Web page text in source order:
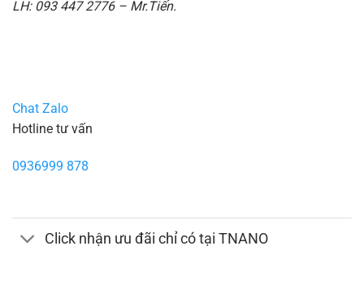
LH: 093 447 2776 – Mr.Tiến.
Chat Zalo
Hotline tư vấn
0936999 878
Click nhận ưu đãi chỉ có tại TNANO